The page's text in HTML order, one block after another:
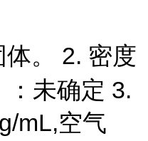
。 2. 密度
：未确定 3.
mL,空气